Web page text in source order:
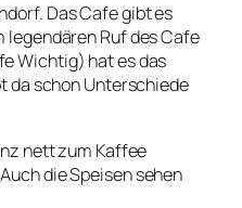
Das Cafe gibt es
legendären Ruf des Cafe
Wichtig) hat es das
da schon Unterschiede
nett zum Kaffee
die Speisen sehen